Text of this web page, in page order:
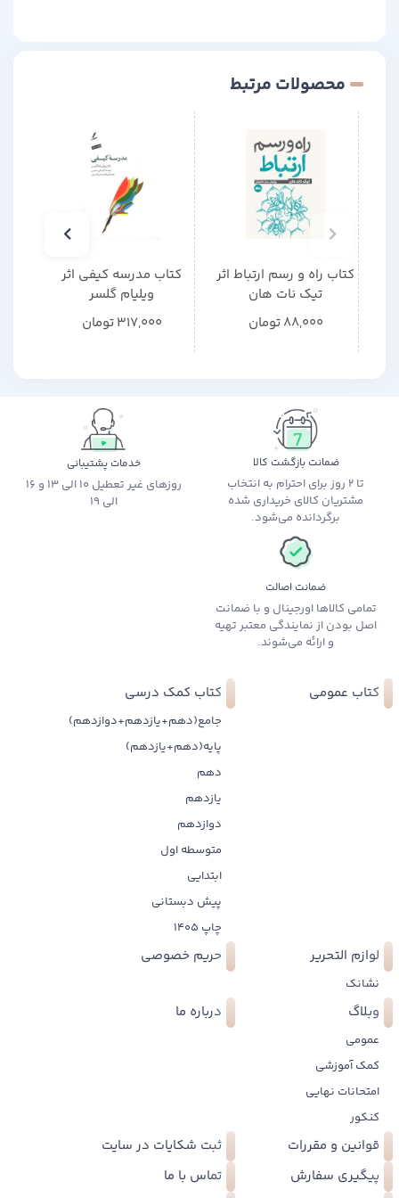
محصولات مرتبط
کتاب راه و رسم ارتباط اثر
تیک نات هان
88,000تومان
کتاب مدرسه کیفی اثر
ویلیام گلسر
317,000تومان
ضمانت بازگشت کالا
تا 2 روز برای احترام به انتخاب
مشتریان کالای خریداری شده
برگردانده می‌شود.
خدمات پشتیبانی
روزهای غیر تعطیل 10 الی 13 و 16
الی 19
ضمانت اصالت
تمامی کالاها اورجینال و با ضمانت
اصل بودن از نمایندگی معتبر تهیه
و ارائه می‌شوند.
کتاب عمومی کتاب کمک درسی
جامع(دهم+یازدهم+دوازدهم)
پایه(دهم+یازدهم)
دهم
یازدهم
دوازدهم
متوسطه اول
ابتدایی
پیش دبستانی
چاپ 1405
لوازم التحریر
نشانک
حریم خصوصی
وبلاگ
عمومی
کمک آموزشی
امتحانات نهایی
کنکور
درباره ما
قوانین و مقررات
ثبت شکایات در سایت
پیگیری سفارش
تماس با ما